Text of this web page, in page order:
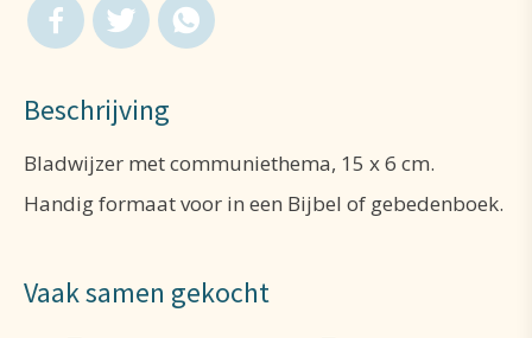
Beschrijving
Bladwijzer met communiethema, 15 x 6 cm.
Handig formaat voor in een Bijbel of gebedenboek.
Vaak samen gekocht